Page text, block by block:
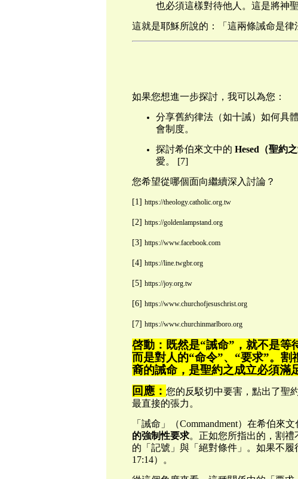
也必須這樣對待他人。這是將神
這就是耶穌所說的：「這兩條誡命是
如果您想進一步探討，我可以為您：
分享舊約律法（如十誡）如何具
會制度。
探討希伯來文中的 Hesed（聖約之
愛。 [7]
您希望從哪個面向繼續深入討論？
[1] https://theology.catholic.org.tw
[2] https://goldenlampstand.org
[3] https://www.facebook.com
[4] https://line.twgbr.org
[5] https://joy.org.tw
[6] https://www.churchofjesuschrist.org
[7] https://www.churchinmarlboro.org
啓動：既然是“誡命”，就不是等
而是對人的“命令”、“要求”。
裔的誡命，是聖約之成立必須滿
回應： 您的反駁切中要害，點出了聖
最直接的張力。
「誡命」（Commandment）在希伯來
的強制性要求。正如您所指出的，割
的「記號」與「絕對條件」。如果不
17:14）。